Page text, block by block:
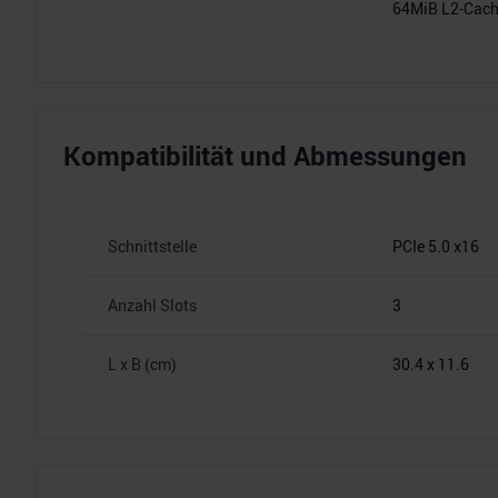
64MiB L2-
Kompatibilität und Abmessungen
Schnittstelle PCIe 5.0 x16
Anzahl Slots 3
L x B (cm) 30.4 x 11.6